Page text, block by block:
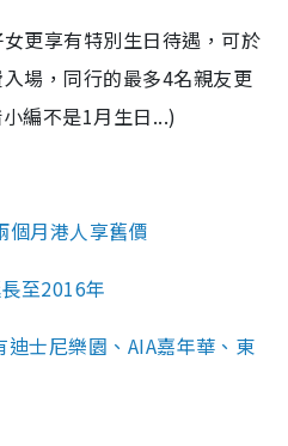
更享有特別生日待遇，可於
場，同行的最多4名親友更
編不是1月生日...)
個月港人享舊價
至2016年
士尼樂園、AIA嘉年華、東